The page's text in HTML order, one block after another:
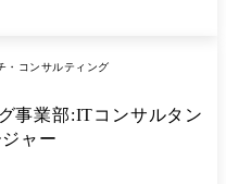
ング ネットスーパーシステ
築・導入・移行プロジェクト ●
バーセキュリティ脆弱性対応
・コンサルティング
事業部:ITコンサルタン
ャー